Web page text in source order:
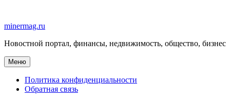
содержимому
minermag.ru
Новостной портал, финансы, недвижимость, общество, бизнес
Меню
Политика конфиденциальности
Обратная связь